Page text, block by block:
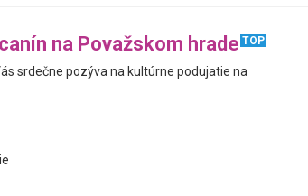
na Považskom hrade TOP
srdečne pozýva na kultúrne podujatie na